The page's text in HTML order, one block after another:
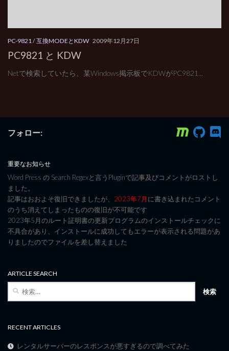
PC-9821 /互換MODEとKDW 2009年12月27日
PC9821 と KDW
Netで検索していたら、某Windows掲示板でKDWがPC9821...
フォロー:
重要なお知らせ
Word Press の Search Regexと言うPluginで記事及びコメントがロストし
ました。
記事はおおよそ復旧できましたが、 2023年7月に書き込まれたコメント
のうち消えてしまったものの復旧が不可能です
2023年5月のルート証明書の更新プログラムのインストールチェックに
不具合があり、インストールに成功してもエラーが表示される問題があ
りましたのでファイルを差し替えました
ARTICLE SEARCH
検
RECENT ARTICLES
レンタルサーバーのレスポンスが悪すぎるので調べてみた